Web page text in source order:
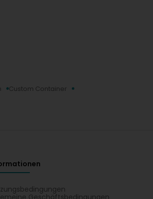
Custom Container
Geschäftsbedingungen